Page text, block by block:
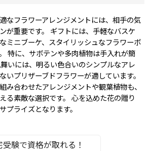
なフラワーアレンジメントには、相手の気
が重要です。 ギフトには、手軽なバスケ
ミニブーケ、スタイリッシュなフラワーボ
特に、サボテンや多肉植物は手入れが簡
いには、明るい色合いのシンプルなアレ
いプリザーブドフラワーが適しています。
み合わせたアレンジメントや観葉植物も、
る素敵な選択です。 心を込めた花の贈り
プライズとなります。
受験で資格が取れる！